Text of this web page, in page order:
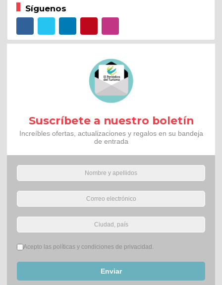
Síguenos
Suscríbete a nuestro boletín
Increíbles ofertas, actualizaciones y regalos en su bandeja
de entrada
Términos del servicio*
Acepto las políticas y condiciones de privacidad.
Enviar